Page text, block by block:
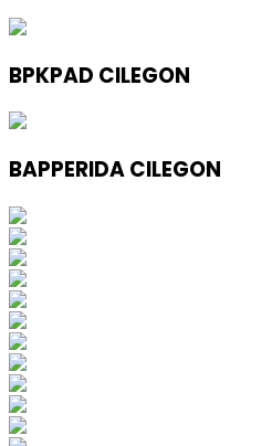
BPKPAD CILEGON
BAPPERIDA CILEGON